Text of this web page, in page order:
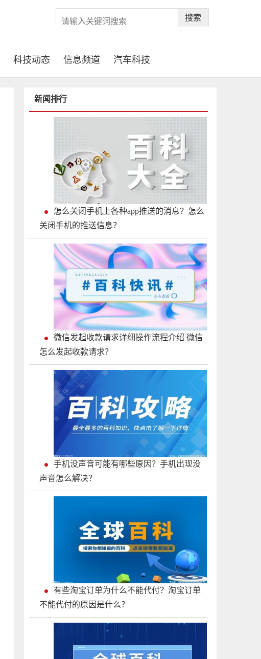
搜索
科技动态 信息频道 汽车科技
新闻排行
怎么关闭手机上各种app推送的消息？怎么
关闭手机的推送信息？
微信发起收款请求详细操作流程介绍 微信
怎么发起收款请求？
手机没声音可能有哪些原因？手机出现没
声音怎么解决？
有些淘宝订单为什么不能代付？淘宝订单
不能代付的原因是什么？